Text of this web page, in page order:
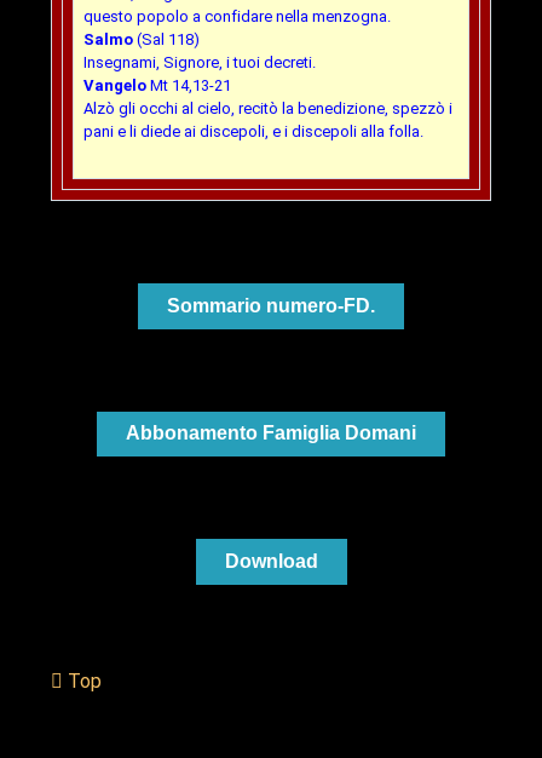
questo popolo a confidare nella menzogna.
Salmo (Sal 118)
Insegnami, Signore, i tuoi decreti.
Vangelo Mt 14,13-21
Alzò gli occhi al cielo, recitò la benedizione, spezzò i
pani e li diede ai discepoli, e i discepoli alla folla.
Sommario numero-FD.
Abbonamento Famiglia Domani
Download
Top